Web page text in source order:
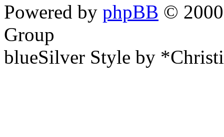
Powered by phpBB ©
Group
blueSilver Style by